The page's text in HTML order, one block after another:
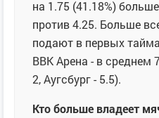
на 1.75 (41.18%)
против 4.25. Больше
подают в первых
ВВК Арена - в среднем
2, Аугсбург - 5.5).
Кто больше владеет